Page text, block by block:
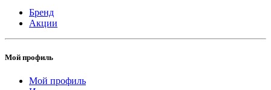
Бренд
Акции
Мой профиль
Мой профиль